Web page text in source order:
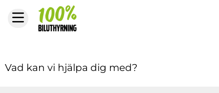
Vad kan vi hjälpa dig med?